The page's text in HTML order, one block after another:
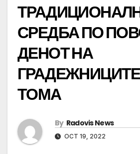
СРЕДБА ПО
ДЕНОТ НА
ТОМА
By Radovis News
OCT 19, 2022